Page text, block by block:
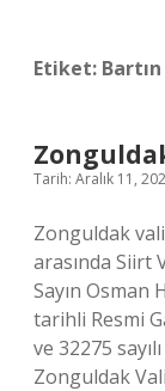
Etiket:
Tarih: Aralık 11,
Zonguldak
arasında Siirt
Sayın Osman
tarihli Resmi
ve 32275
Zonguldak